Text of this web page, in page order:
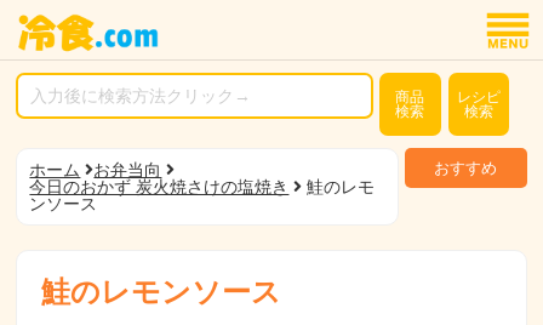
商品
検索
レシピ
検索
ホーム
お弁当向
今日のおかず 炭火焼さけの塩焼き
鮭のレモ
ンソース
おすすめ
鮭のレモンソース